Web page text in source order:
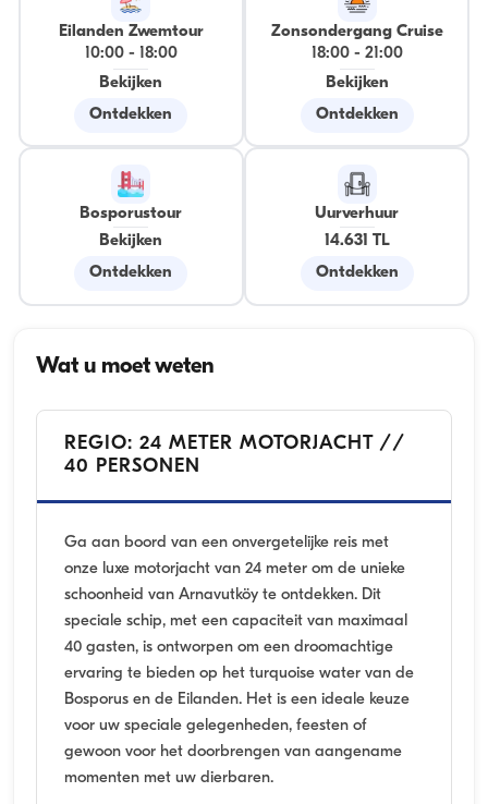
Eilanden Zwemtour
10:00-
18:00
Bekijken
Ontdekken
Zonsondergang Cruise
18:00- 21:00
Bekijken
Ontdekken
Bosporustour
Bekijken
Ontdekken
Uurverhuur
14.631 TL
Ontdekken
Wat u moet weten
REGIO: 24 METER MOTORJACHT //
40 PERSONEN
Ga aan boord van een onvergetelijke reis met
onze luxe motorjacht van 24 meter om de unieke
schoonheid van Arnavutköy te ontdekken. Dit
speciale schip, met een capaciteit van maximaal
40 gasten, is ontworpen om een droomachtige
ervaring te bieden op het turquoise water van de
Bosporus en de Eilanden. Het is een ideale keuze
voor uw speciale gelegenheden, feesten of
gewoon voor het doorbrengen van aangename
momenten met uw dierbaren.